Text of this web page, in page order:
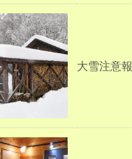
大雪注意報